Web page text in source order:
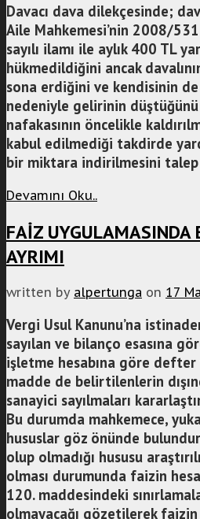
Davacı dava dilekçesinde;
Aile Mahkemesi’nin 2008/
sayılı ilamı ile aylık 400 TL
hükmedildiğini ancak
sona erdiğini ve kendisinin
nedeniyle gelirinin
nafakasının öncelikle
kabul edilmediği takdirde
bir miktara indirilmesini
Devamını Oku..
FAİZ UYGULAMASINDA
AYRIMI
written by alpertunga on 17
Vergi Usul Kanunu’na
sayılan ve bilanço esasına
işletme hesabına göre
madde de belirtilenlerin
sanayici sayılmaları
Bu durumda mahkemece,
hususlar göz önünde
olup olmadığı hususu
olması durumunda faizin
120. maddesindeki
olmayacağı gözetilerek faizin